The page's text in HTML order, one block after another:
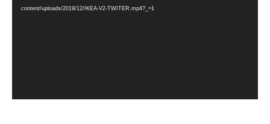
content/uploads/2019/12/IKEA-V2-TWITER.mp4?_=1